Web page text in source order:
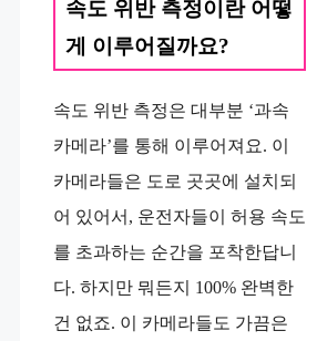
속도 위반 측정이란 어떻
게 이루어질까요?
속도 위반 측정은 대부분 ‘과속
카메라’를 통해 이루어져요. 이
카메라들은 도로 곳곳에 설치되
어 있어서, 운전자들이 허용 속도
를 초과하는 순간을 포착한답니
다. 하지만 뭐든지 100% 완벽한
건 없죠. 이 카메라들도 가끔은